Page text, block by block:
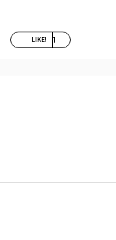
LIKE! 1